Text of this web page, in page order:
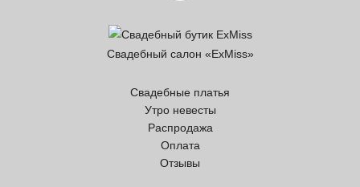
Свадебный салон «ExMiss»
Свадебные платья
Утро невесты
Распродажа
Оплата
Отзывы